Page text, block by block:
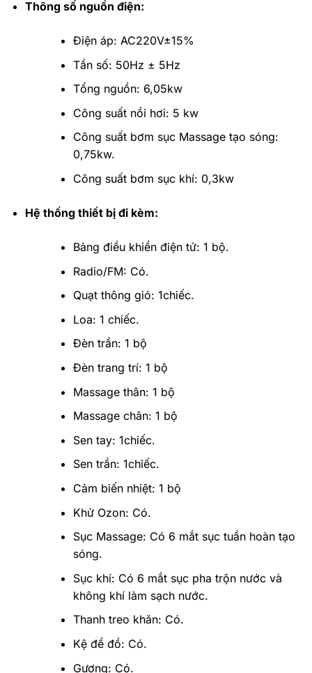
Thông số nguồn điện:
Điện áp: AC220V±15%
Tần số: 50Hz ± 5Hz
Tổng nguồn: 6,05kw
Công suất nồi hơi: 5 kw
Công suất bơm sục Massage tạo sóng:
0,75kw.
Công suất bơm sục khí: 0,3kw
Hệ thống thiết bị đi kèm:
Bảng điều khiển điện tử: 1 bộ.
Radio/FM: Có.
Quạt thông gió: 1chiếc.
Loa: 1 chiếc.
Đèn trần: 1 bộ
Đèn trang trí: 1 bộ
Massage thân: 1 bộ
Massage chân: 1 bộ
Sen tay: 1chiếc.
Sen trần: 1chiếc.
Cảm biến nhiệt: 1 bộ
Khử Ozon: Có.
Sục Massage: Có 6 mắt sục tuần hoàn tạo
sóng.
Sục khí: Có 6 mắt sục pha trộn nước và
không khí làm sạch nước.
Thanh treo khăn: Có.
Kệ để đồ: Có.
Gương: Có.